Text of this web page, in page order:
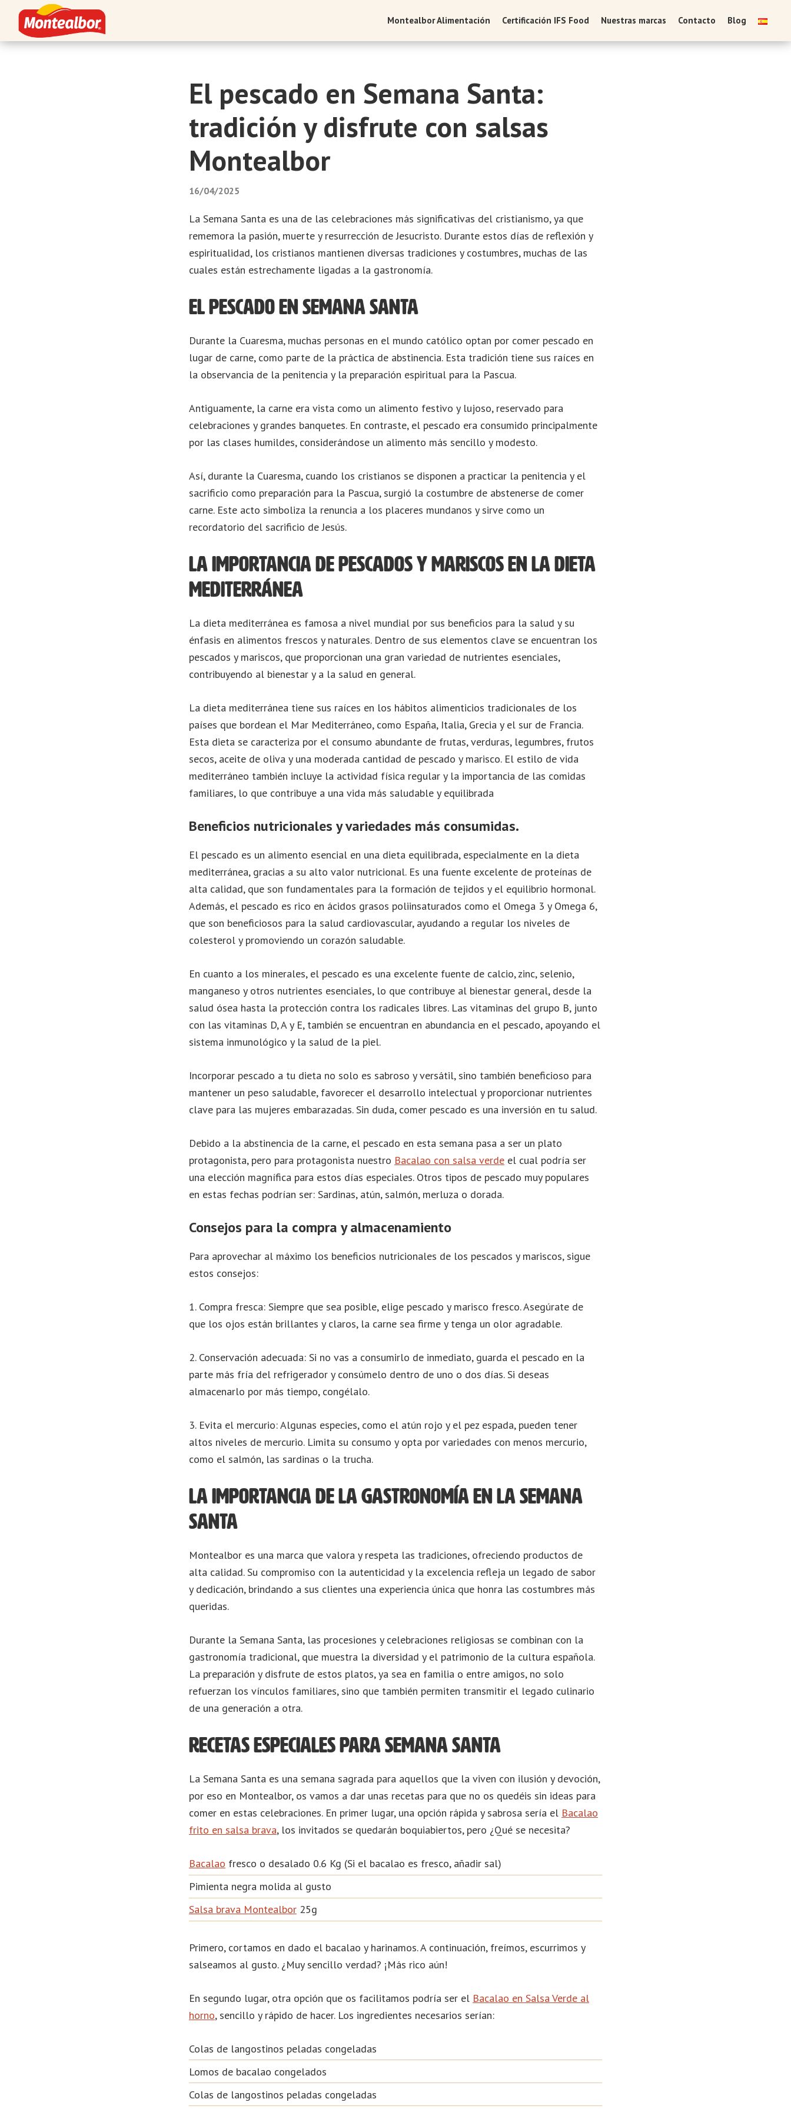
Saltar
la
Saltar
contenido
Saltar
pie Montealbor
Tradición
Montealbor Alimentación Certificación IFS Food Nuestras marcas Contacto Blog
El pescado en Semana Santa:
tradición y disfrute con salsas
Montealbor
16/04/2025
La Semana Santa es una de las celebraciones más significativas del cristianismo, ya que
rememora la pasión, muerte y resurrección de Jesucristo. Durante estos días de reflexión y
espiritualidad, los cristianos mantienen diversas tradiciones y costumbres, muchas de las
cuales están estrechamente ligadas a la gastronomía.
El pescado en Semana Santa
Durante la Cuaresma, muchas personas en el mundo católico optan por comer pescado en
lugar de carne, como parte de la práctica de abstinencia. Esta tradición tiene sus raíces en
la observancia de la penitencia y la preparación espiritual para la Pascua.
Antiguamente, la carne era vista como un alimento festivo y lujoso, reservado para
celebraciones y grandes banquetes. En contraste, el pescado era consumido principalmente
por las clases humildes, considerándose un alimento más sencillo y modesto.
Así, durante la Cuaresma, cuando los cristianos se disponen a practicar la penitencia y el
sacrificio como preparación para la Pascua, surgió la costumbre de abstenerse de comer
carne. Este acto simboliza la renuncia a los placeres mundanos y sirve como un
recordatorio del sacrificio de Jesús.
La importancia de pescados y mariscos en la dieta
mediterránea
La dieta mediterránea es famosa a nivel mundial por sus beneficios para la salud y su
énfasis en alimentos frescos y naturales. Dentro de sus elementos clave se encuentran los
pescados y mariscos, que proporcionan una gran variedad de nutrientes esenciales,
contribuyendo al bienestar y a la salud en general.
La dieta mediterránea tiene sus raíces en los hábitos alimenticios tradicionales de los
países que bordean el Mar Mediterráneo, como España, Italia, Grecia y el sur de Francia.
Esta dieta se caracteriza por el consumo abundante de frutas, verduras, legumbres, frutos
secos, aceite de oliva y una moderada cantidad de pescado y marisco. El estilo de vida
mediterráneo también incluye la actividad física regular y la importancia de las comidas
familiares, lo que contribuye a una vida más saludable y equilibrada
Beneficios nutricionales y variedades más consumidas.
El pescado es un alimento esencial en una dieta equilibrada, especialmente en la dieta
mediterránea, gracias a su alto valor nutricional. Es una fuente excelente de proteínas de
alta calidad, que son fundamentales para la formación de tejidos y el equilibrio hormonal.
Además, el pescado es rico en ácidos grasos poliinsaturados como el Omega 3 y Omega 6,
que son beneficiosos para la salud cardiovascular, ayudando a regular los niveles de
colesterol y promoviendo un corazón saludable.
En cuanto a los minerales, el pescado es una excelente fuente de calcio, zinc, selenio,
manganeso y otros nutrientes esenciales, lo que contribuye al bienestar general, desde la
salud ósea hasta la protección contra los radicales libres. Las vitaminas del grupo B, junto
con las vitaminas D, A y E, también se encuentran en abundancia en el pescado, apoyando el
sistema inmunológico y la salud de la piel.
Incorporar pescado a tu dieta no solo es sabroso y versátil, sino también beneficioso para
mantener un peso saludable, favorecer el desarrollo intelectual y proporcionar nutrientes
clave para las mujeres embarazadas. Sin duda, comer pescado es una inversión en tu salud.
Debido a la abstinencia de la carne, el pescado en esta semana pasa a ser un plato
protagonista, pero para protagonista nuestro Bacalao con salsa verde el cual podría ser
una elección magnífica para estos días especiales. Otros tipos de pescado muy populares
en estas fechas podrían ser: Sardinas, atún, salmón, merluza o dorada.
Consejos para la compra y almacenamiento
Para aprovechar al máximo los beneficios nutricionales de los pescados y mariscos, sigue
estos consejos:
1. Compra fresca: Siempre que sea posible, elige pescado y marisco fresco. Asegúrate de
que los ojos están brillantes y claros, la carne sea firme y tenga un olor agradable.
2. Conservación adecuada: Si no vas a consumirlo de inmediato, guarda el pescado en la
parte más fría del refrigerador y consúmelo dentro de uno o dos días. Si deseas
almacenarlo por más tiempo, congélalo.
3. Evita el mercurio: Algunas especies, como el atún rojo y el pez espada, pueden tener
altos niveles de mercurio. Limita su consumo y opta por variedades con menos mercurio,
como el salmón, las sardinas o la trucha.
La importancia de la gastronomía en la Semana
Santa
Montealbor es una marca que valora y respeta las tradiciones, ofreciendo productos de
alta calidad. Su compromiso con la autenticidad y la excelencia refleja un legado de sabor
y dedicación, brindando a sus clientes una experiencia única que honra las costumbres más
queridas.
Durante la Semana Santa, las procesiones y celebraciones religiosas se combinan con la
gastronomía tradicional, que muestra la diversidad y el patrimonio de la cultura española.
La preparación y disfrute de estos platos, ya sea en familia o entre amigos, no solo
refuerzan los vínculos familiares, sino que también permiten transmitir el legado culinario
de una generación a otra.
Recetas especiales para Semana Santa
La Semana Santa es una semana sagrada para aquellos que la viven con ilusión y devoción,
por eso en Montealbor, os vamos a dar unas recetas para que no os quedéis sin ideas para
comer en estas celebraciones. En primer lugar, una opción rápida y sabrosa sería el Bacalao
frito en salsa brava, los invitados se quedarán boquiabiertos, pero ¿Qué se necesita?
Bacalao fresco o desalado 0.6 Kg (Si el bacalao es fresco, añadir sal)
Pimienta negra molida al gusto
Salsa brava Montealbor 25g
Primero, cortamos en dado el bacalao y harinamos. A continuación, freímos, escurrimos y
salseamos al gusto. ¿Muy sencillo verdad? ¡Más rico aún!
En segundo lugar, otra opción que os facilitamos podría ser el Bacalao en Salsa Verde al
horno, sencillo y rápido de hacer. Los ingredientes necesarios serían:
Colas de langostinos peladas congeladas
Lomos de bacalao congelados
Colas de langostinos peladas congeladas